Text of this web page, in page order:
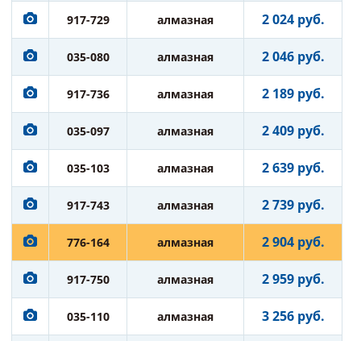
917-729 алмазная 2 024 руб.
035-080 алмазная 2 046 руб.
917-736 алмазная 2 189 руб.
035-097 алмазная 2 409 руб.
035-103 алмазная 2 639 руб.
917-743 алмазная 2 739 руб.
776-164 алмазная 2 904 руб.
917-750 алмазная 2 959 руб.
035-110 алмазная 3 256 руб.